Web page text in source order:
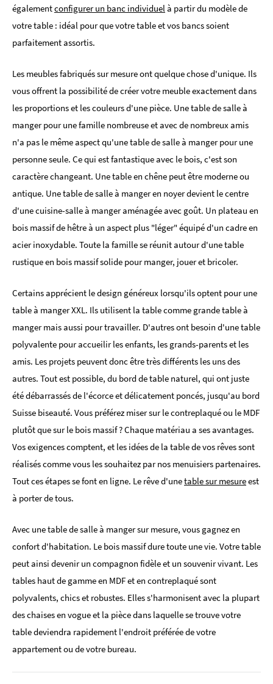
égalementconfigurer un banc individuelà partir du modèle de
votre table : idéal pour que votre table et vos bancs soient
parfaitement assortis.
Les meubles fabriqués sur mesure ont quelque chose d'unique. Ils
vous offrent la possibilité de créer votre meuble exactement dans
les proportions et les couleurs d'une pièce. Une table de salle à
manger pour une famille nombreuse et avec de nombreux amis
n'a pas le même aspect qu'une table de salle à manger pour une
personne seule. Ce qui est fantastique avec le bois, c'est son
caractère changeant. Une table en chêne peut être moderne ou
antique. Une table de salle à manger en noyer devient le centre
d'une cuisine-salle à manger aménagée avec goût. Un plateau en
bois massif de hêtre à un aspect plus "léger" équipé d'un cadre en
acier inoxydable. Toute la famille se réunit autour d'une table
rustique en bois massif solide pour manger, jouer et bricoler.
Certains apprécient le design généreux lorsqu'ils optent pour une
table à manger XXL. Ils utilisent la table comme grande table à
manger mais aussi pour travailler. D'autres ont besoin d'une table
polyvalente pour accueilir les enfants, les grands-parents et les
amis. Les projets peuvent donc être très différents les uns des
autres. Tout est possible, du bord de table naturel, qui ont juste
été débarrassés de l'écorce et délicatement poncés, jusqu'au bord
Suisse biseauté. Vous préférez miser sur le contreplaqué ou le MDF
plutôt que sur le bois massif ? Chaque matériau a ses avantages.
Vos exigences comptent, et les idées de la table de vos rêves sont
réalisés comme vous les souhaitez par nos menuisiers partenaires.
Tout ces étapes se font en ligne. Le rêve d'unetable sur mesureest
à porter de tous.
Avec une table de salle à manger sur mesure, vous gagnez en
confort d'habitation. Le bois massif dure toute une vie. Votre table
peut ainsi devenir un compagnon fidèle et un souvenir vivant. Les
tables haut de gamme en MDF et en contreplaqué sont
polyvalents, chics et robustes. Elles s'harmonisent avec la plupart
des chaises en vogue et la pièce dans laquelle se trouve votre
table deviendra rapidement l'endroit préférée de votre
appartement ou de votre bureau.